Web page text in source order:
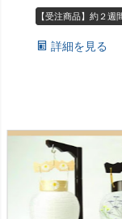
【受注商品】約２週
詳細を見る